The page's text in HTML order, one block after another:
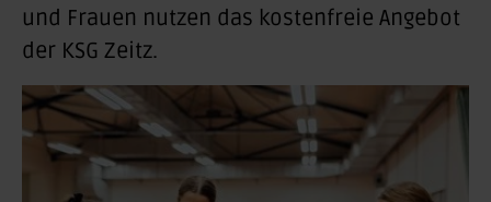
und Frauen nutzen das kostenfreie Angebot
der KSG Zeitz.